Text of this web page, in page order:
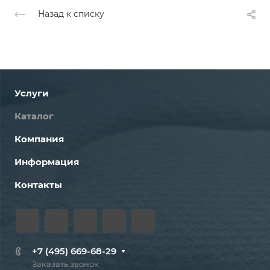
Назад к списку
Услуги
Каталог
Компания
Информация
Контакты
+7 (495) 669-68-29
Заказать звонок